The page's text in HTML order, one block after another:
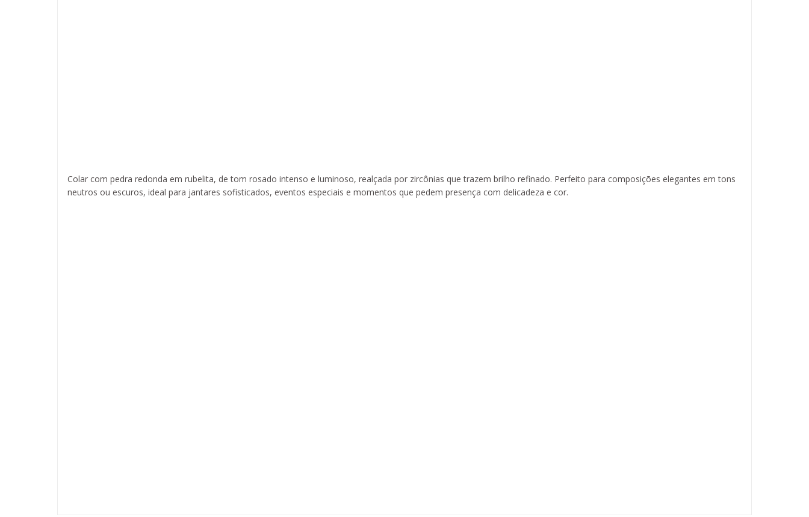
Colar com pedra redonda em rubelita, de tom rosado intenso e luminoso, realçada por zircônias que trazem brilho refinado. Perfeito para composições elegantes em tons
neutros ou escuros, ideal para jantares sofisticados, eventos especiais e momentos que pedem presença com delicadeza e cor.